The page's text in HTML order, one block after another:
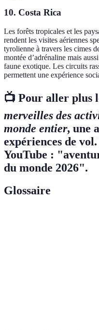
10. Costa Rica
Les forêts tropicales et les
rendent les visites aériennes
tyrolienne à travers les cimes
montée d’adrénaline mais
faune exotique. Les circuits
permettent une expérience
📺 Pour aller plus
merveilles des
monde entier, une
expériences de
YouTube :
du monde 2026".
Glossaire